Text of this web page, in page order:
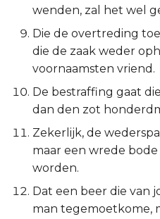
Spreuken 17:14
Spreuken 17:15
Spreuken 17:16
Spreuken 17:18
Spreuken 17:19
2 Thessalonicenzen
1 Timótheüs
2 Timótheüs
Filémon
Hebreeën
wenden, zal het wel
Die de overtreding
die de zaak weder
voornaamsten vriend.
De bestraffing gaat
dan den zot
Zekerlijk, de
maar een wrede
worden.
Dat een beer die van
man tegemoetkome,